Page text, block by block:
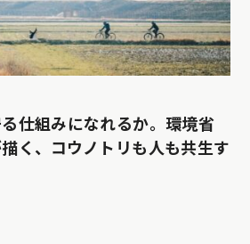
仕組みになれるか。環境省
く、コウノトリも人も共生す